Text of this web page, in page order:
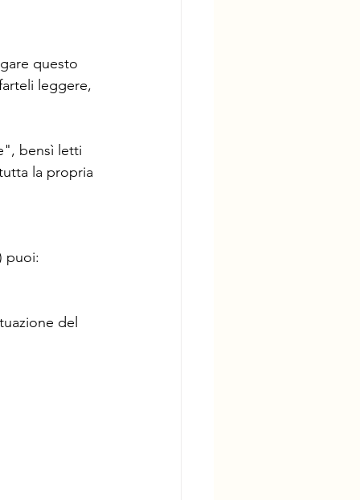
questo
leggere,
bensì letti
la propria
puoi:
del